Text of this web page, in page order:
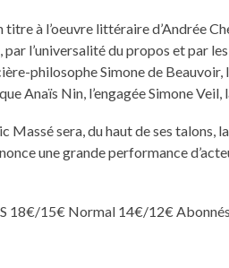
à l’oeuvre littéraire d’Andrée
l’universalité du propos et par
philosophe Simone de
Anaïs Nin, l’engagée Simone
Massé sera, du haut de ses talons,
une grande performance
18€/15€ Normal 14€/12€